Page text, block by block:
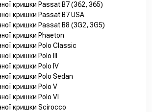
кришки Passat B7 (362, 365)
кришки Passat B7 USA
кришки Passat B8 (3G2, 3G5)
кришки Phaeton
кришки Polo Classic
кришки Polo III
кришки Polo IV
кришки Polo Sedan
кришки Polo V
кришки Polo VI
кришки Scirocco